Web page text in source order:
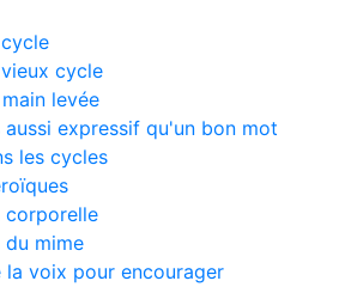
cycle
levée
expressif qu'un bon mot
les cycles
corporelle
du mime
la voix pour encourager